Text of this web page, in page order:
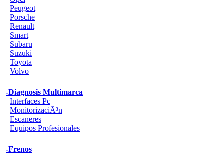
Peugeot
Porsche
Renault
Smart
Subaru
Suzuki
Toyota
Volvo
-Diagnosis Multimarca
Interfaces Pc
MonitorizaciÃ³n
Escaneres
Equipos Profesionales
-Frenos